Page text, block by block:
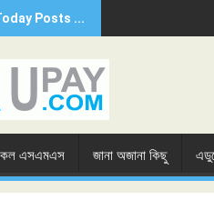
Posts ...
এসএমএস জানা অজানা কিছু